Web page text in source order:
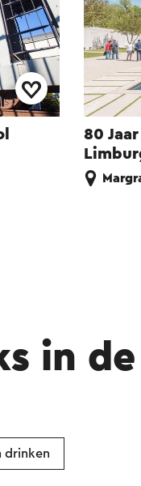
80
in
drinken